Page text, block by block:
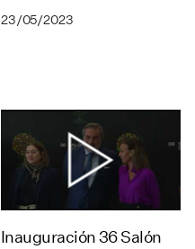
23/05/2023
Inauguración 36 Salón